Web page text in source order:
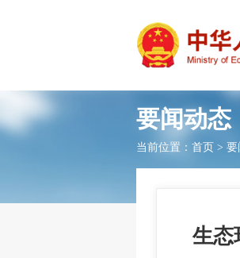
要闻动态
当前位置： 首页 > 要
生态